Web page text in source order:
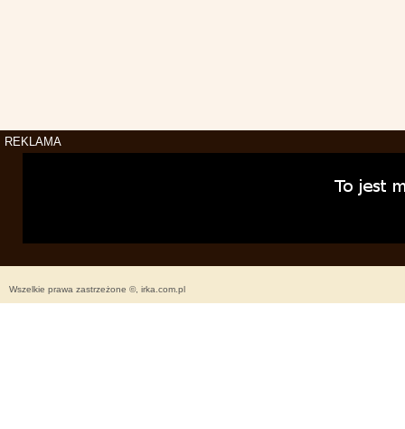
REKLAMA
Wszelkie prawa zastrzeżone ©, irka.com.pl